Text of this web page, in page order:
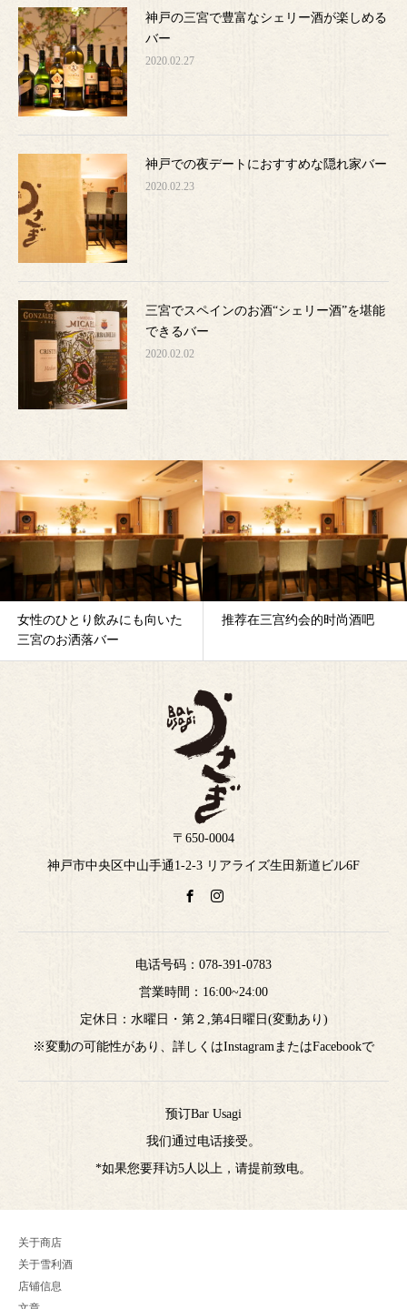
神戸の三宮で豊富なシェリー酒が楽しめる
バー
2020.02.27
神戸での夜デートにおすすめな隠れ家バー
2020.02.23
三宮でスペインのお酒“シェリー酒”を堪能
できるバー
2020.02.02
女性のひとり飲みにも向いた
三宮のお洒落バー
推荐在三宫约会的时尚酒吧
〒650-0004
神戸市中央区中山手通1-2-3 リアライズ生田新道ビル6F
电话号码： 078-391-0783
営業時間：16:00~24:00
定休日：水曜日・第２,第4日曜日(変動あり)
※変動の可能性があり、詳しくはInstagramまたはFacebookで
预订Bar Usagi
我们通过电话接受。
*如果您要拜访5人以上，请提前致电。
关于商店
关于雪利酒
店铺信息